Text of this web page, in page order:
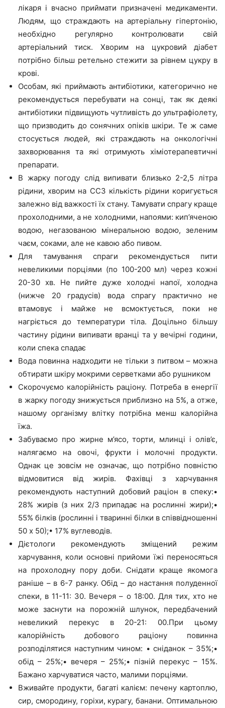
лікаря і вчасно приймати призначені медикаменти.
Людям, що страждають на артеріальну гіпертонію,
необхідно регулярно контролювати свій
артеріальний тиск. Хворим на цукровий діабет
потрібно більш ретельно стежити за рівнем цукру в
крові.
Особам, які приймають антибіотики, категорично не
рекомендується перебувати на сонці, так як деякі
антибіотики підвищують чутливість до ультрафіолету,
що призводить до сонячних опіків шкіри. Те ж саме
стосується людей, які страждають на онкологічні
захворювання та які отримують хіміотерапевтичні
препарати.
В жарку погоду слід випивати близько 2-2,5 літра
рідини, хворим на ССЗ кількість рідини коригується
залежно від важкості їх стану. Тамувати спрагу краще
прохолодними, а не холодними, напоями: кип’яченою
водою, негазованою мінеральною водою, зеленим
чаєм, соками, але не кавою або пивом.
Для тамування спраги рекомендується пити
невеликими порціями (по 100-200 мл) через кожні
20-30 хв. Не пийте дуже холодні напої, холодна
(нижче 20 градусів) вода спрагу практично не
втамовує і майже не всмоктується, поки не
нагріється до температури тіла. Доцільно більшу
частину рідини випивати вранці та у вечірні години,
коли спека спадає
Вода повинна надходити не тільки з питвом – можна
обтирати шкіру мокрими серветками або рушником
Скорочуємо калорійність раціону. Потреба в енергії
в жарку погоду знижується приблизно на 5%, а отже,
нашому організму влітку потрібна менш калорійна
їжа.
Забуваємо про жирне м’ясо, торти, млинці і олів’є,
налягаємо на овочі, фрукти і молочні продукти.
Однак це зовсім не означає, що потрібно повністю
відмовитися від жирів. Фахівці з харчування
рекомендують наступний добовий раціон в спеку:•
28% жирів (з них 2/3 припадає на рослинні жири);•
55% білків (рослинні і тваринні білки в співвідношенні
50 х 50);• 17% вуглеводів.
Дієтологи рекомендують зміщений режим
харчування, коли основні прийоми їжі переносяться
на прохолодну пору доби. Снідати краще якомога
раніше – в 6-7 ранку. Обід – до настання полуденної
спеки, в 11-11: 30. Вечеря – о 18:00. Для тих, хто не
може заснути на порожній шлунок, передбачений
невеликий перекус в 20-21: 00.При цьому
калорійність добового раціону повинна
розподілятися наступним чином: • сніданок – 35%;•
обід – 25%;• вечеря – 25%;• пізній перекус – 15%.
Бажано харчуватися часто, малими порціями.
Вживайте продукти, багаті калієм: печену картоплю,
сир, смородину, горіхи, курагу, банани. Оптимальною